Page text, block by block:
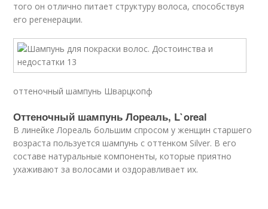
того он отлично питает структуру волоса, способствуя
его регенерации.
оттеночный шампунь Шварцкопф
Оттеночный шампунь Лореаль, L`oreal
В линейке Лореаль большим спросом у женщин старшего
возраста пользуется шампунь с оттенком Silver. В его
составе натуральные компоненты, которые приятно
ухаживают за волосами и оздоравливает их.